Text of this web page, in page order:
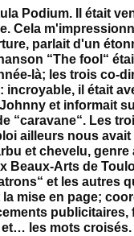
Podium. Il était
Cela
parlait d'un
“The fool“
là; les trois co-
incroyable, il était
et informait
“caravane“. Les
ailleurs nous
et chevelu, genre
Beaux-Arts de
et les autres
mise en page;
publicitaires,
les mots croisés.